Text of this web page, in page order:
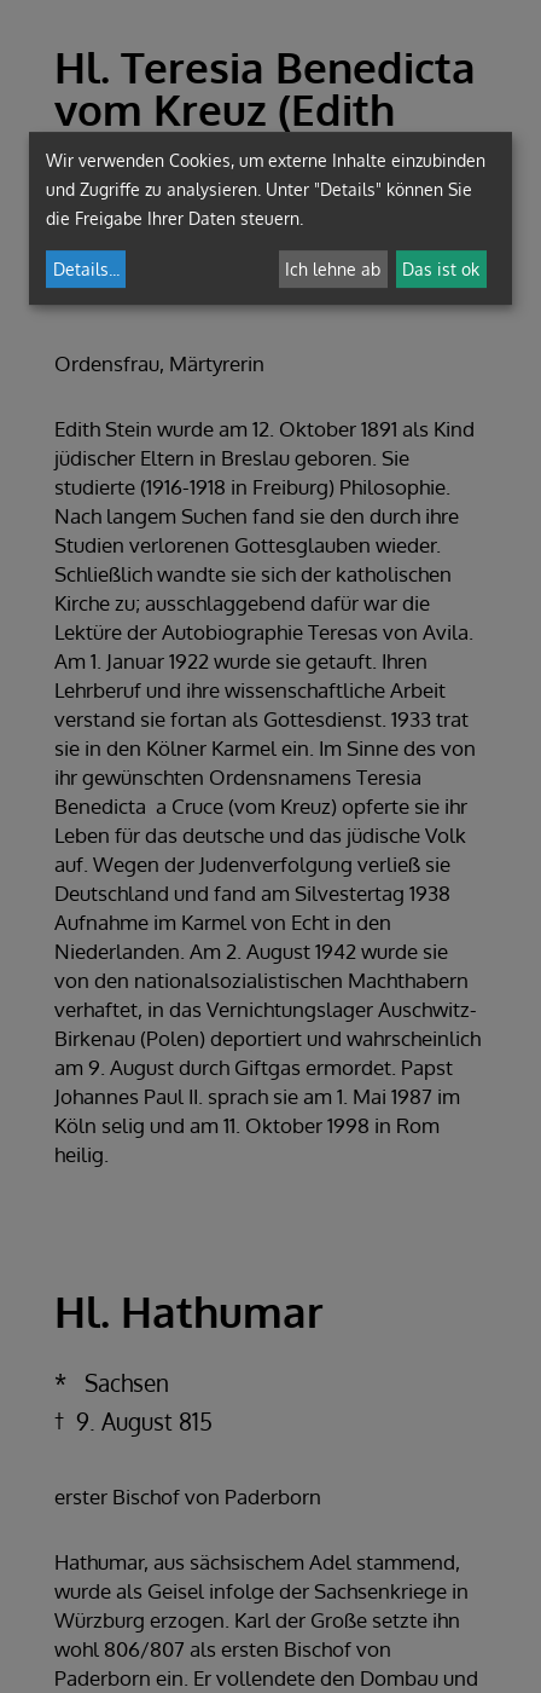
Hl. Teresia Benedicta
vom Kreuz (Edith
Stein)
12. Oktober 1891, Breslau, heute
Wrocław, Polen
9. August 1942, Polen
Ordensfrau, Märtyrerin
Edith Stein wurde am 12. Oktober 1891 als Kind
jüdischer Eltern in Breslau geboren. Sie
studierte (1916-1918 in Freiburg) Philosophie.
Nach langem Suchen fand sie den durch ihre
Studien verlorenen Gottesglauben wieder.
Schließlich wandte sie sich der katholischen
Kirche zu; ausschlaggebend dafür war die
Lektüre der Autobiographie Teresas von Avila.
Am 1. Januar 1922 wurde sie getauft. Ihren
Lehrberuf und ihre wissenschaftliche Arbeit
verstand sie fortan als Gottesdienst. 1933 trat
sie in den Kölner Karmel ein. Im Sinne des von
ihr gewünschten Ordensnamens Teresia
Benedicta a Cruce (vom Kreuz) opferte sie ihr
Leben für das deutsche und das jüdische Volk
auf. Wegen der Judenverfolgung verließ sie
Deutschland und fand am Silvestertag 1938
Aufnahme im Karmel von Echt in den
Niederlanden. Am 2. August 1942 wurde sie
von den nationalsozialistischen Machthabern
verhaftet, in das Vernichtungslager Auschwitz-
Birkenau (Polen) deportiert und wahrscheinlich
am 9. August durch Giftgas ermordet. Papst
Johannes Paul II. sprach sie am 1. Mai 1987 im
Köln selig und am 11. Oktober 1998 in Rom
heilig.
Hl. Hathumar
Sachsen
9. August 815
erster Bischof von Paderborn
Hathumar, aus sächsischem Adel stammend,
wurde als Geisel infolge der Sachsenkriege in
Würzburg erzogen. Karl der Große setzte ihn
wohl 806/807 als ersten Bischof von
Paderborn ein. Er vollendete den Dombau und
Wir verwenden Cookies, um externe Inhalte einzubinden
und Zugriffe zu analysieren. Unter "Details" können Sie
die Freigabe Ihrer Daten steuern.
Details Ich lehne ab Das ist ok